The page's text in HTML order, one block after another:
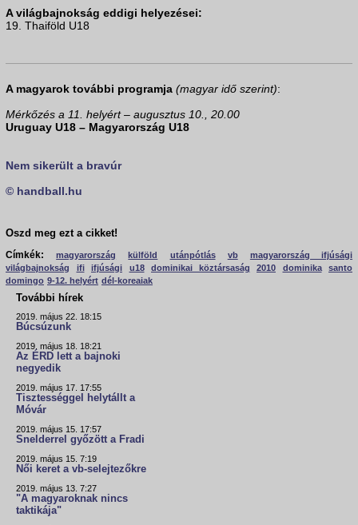
A világbajnokság eddigi helyezései:
19. Thaiföld U18
A magyarok további programja (magyar idő szerint):
Mérkőzés a 11. helyért – augusztus 10., 20.00
Uruguay U18 – Magyarország U18
Nem sikerült a bravúr
© handball.hu
Oszd meg ezt a cikket!
Címkék:
magyarország külföld utánpótlás vb
magyarország ifjúsági
világbajnokság
ifi ifjúsági u18 dominikai köztársaság 2010 dominika
santo
domingo 9-12. helyért dél-koreaiak
További hírek
2019. május 22. 18:15
Búcsúzunk
2019. május 18. 18:21
Az ÉRD lett a bajnoki
negyedik
2019. május 17. 17:55
Tisztességgel helytállt a
Móvár
2019. május 15. 17:57
Snelderrel győzött a Fradi
2019. május 15. 7:19
Női keret a vb-selejtezőkre
2019. május 13. 7:27
"A magyaroknak nincs
taktikája"